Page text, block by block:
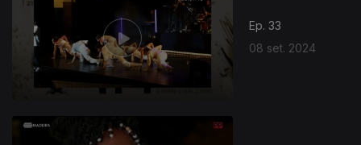
Ep. 33
08 set. 2024